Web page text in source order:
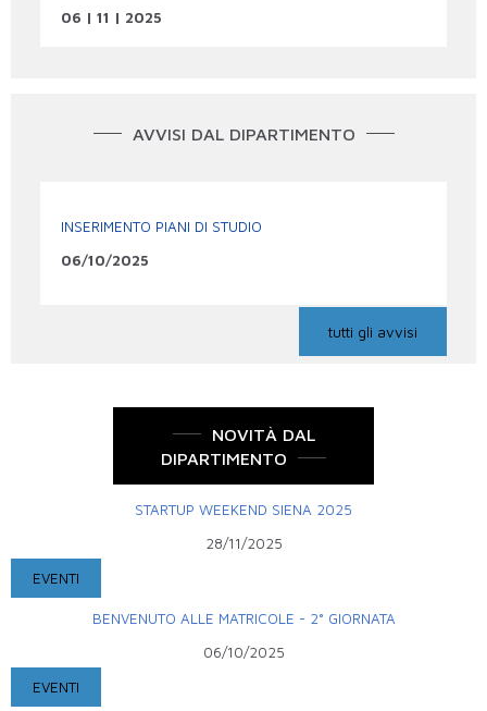
06 | 11 | 2025
AVVISI DAL DIPARTIMENTO
INSERIMENTO PIANI DI STUDIO
06/10/2025
tutti gli avvisi
NOVITÀ DAL
DIPARTIMENTO
STARTUP WEEKEND SIENA 2025
28/11/2025
EVENTI
BENVENUTO ALLE MATRICOLE - 2° GIORNATA
06/10/2025
EVENTI